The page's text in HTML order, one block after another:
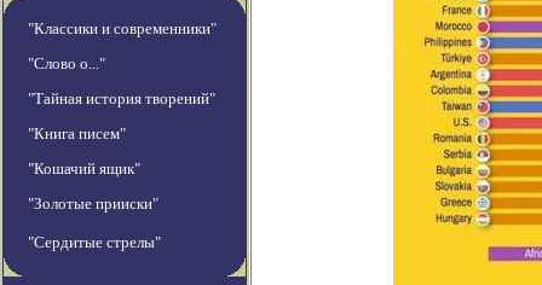
"Классики и современники"
"Слово о..."
"Тайная история творений"
"Книга писем"
"Кошачий ящик"
"Золотые прииски"
"Сердитые стрелы"